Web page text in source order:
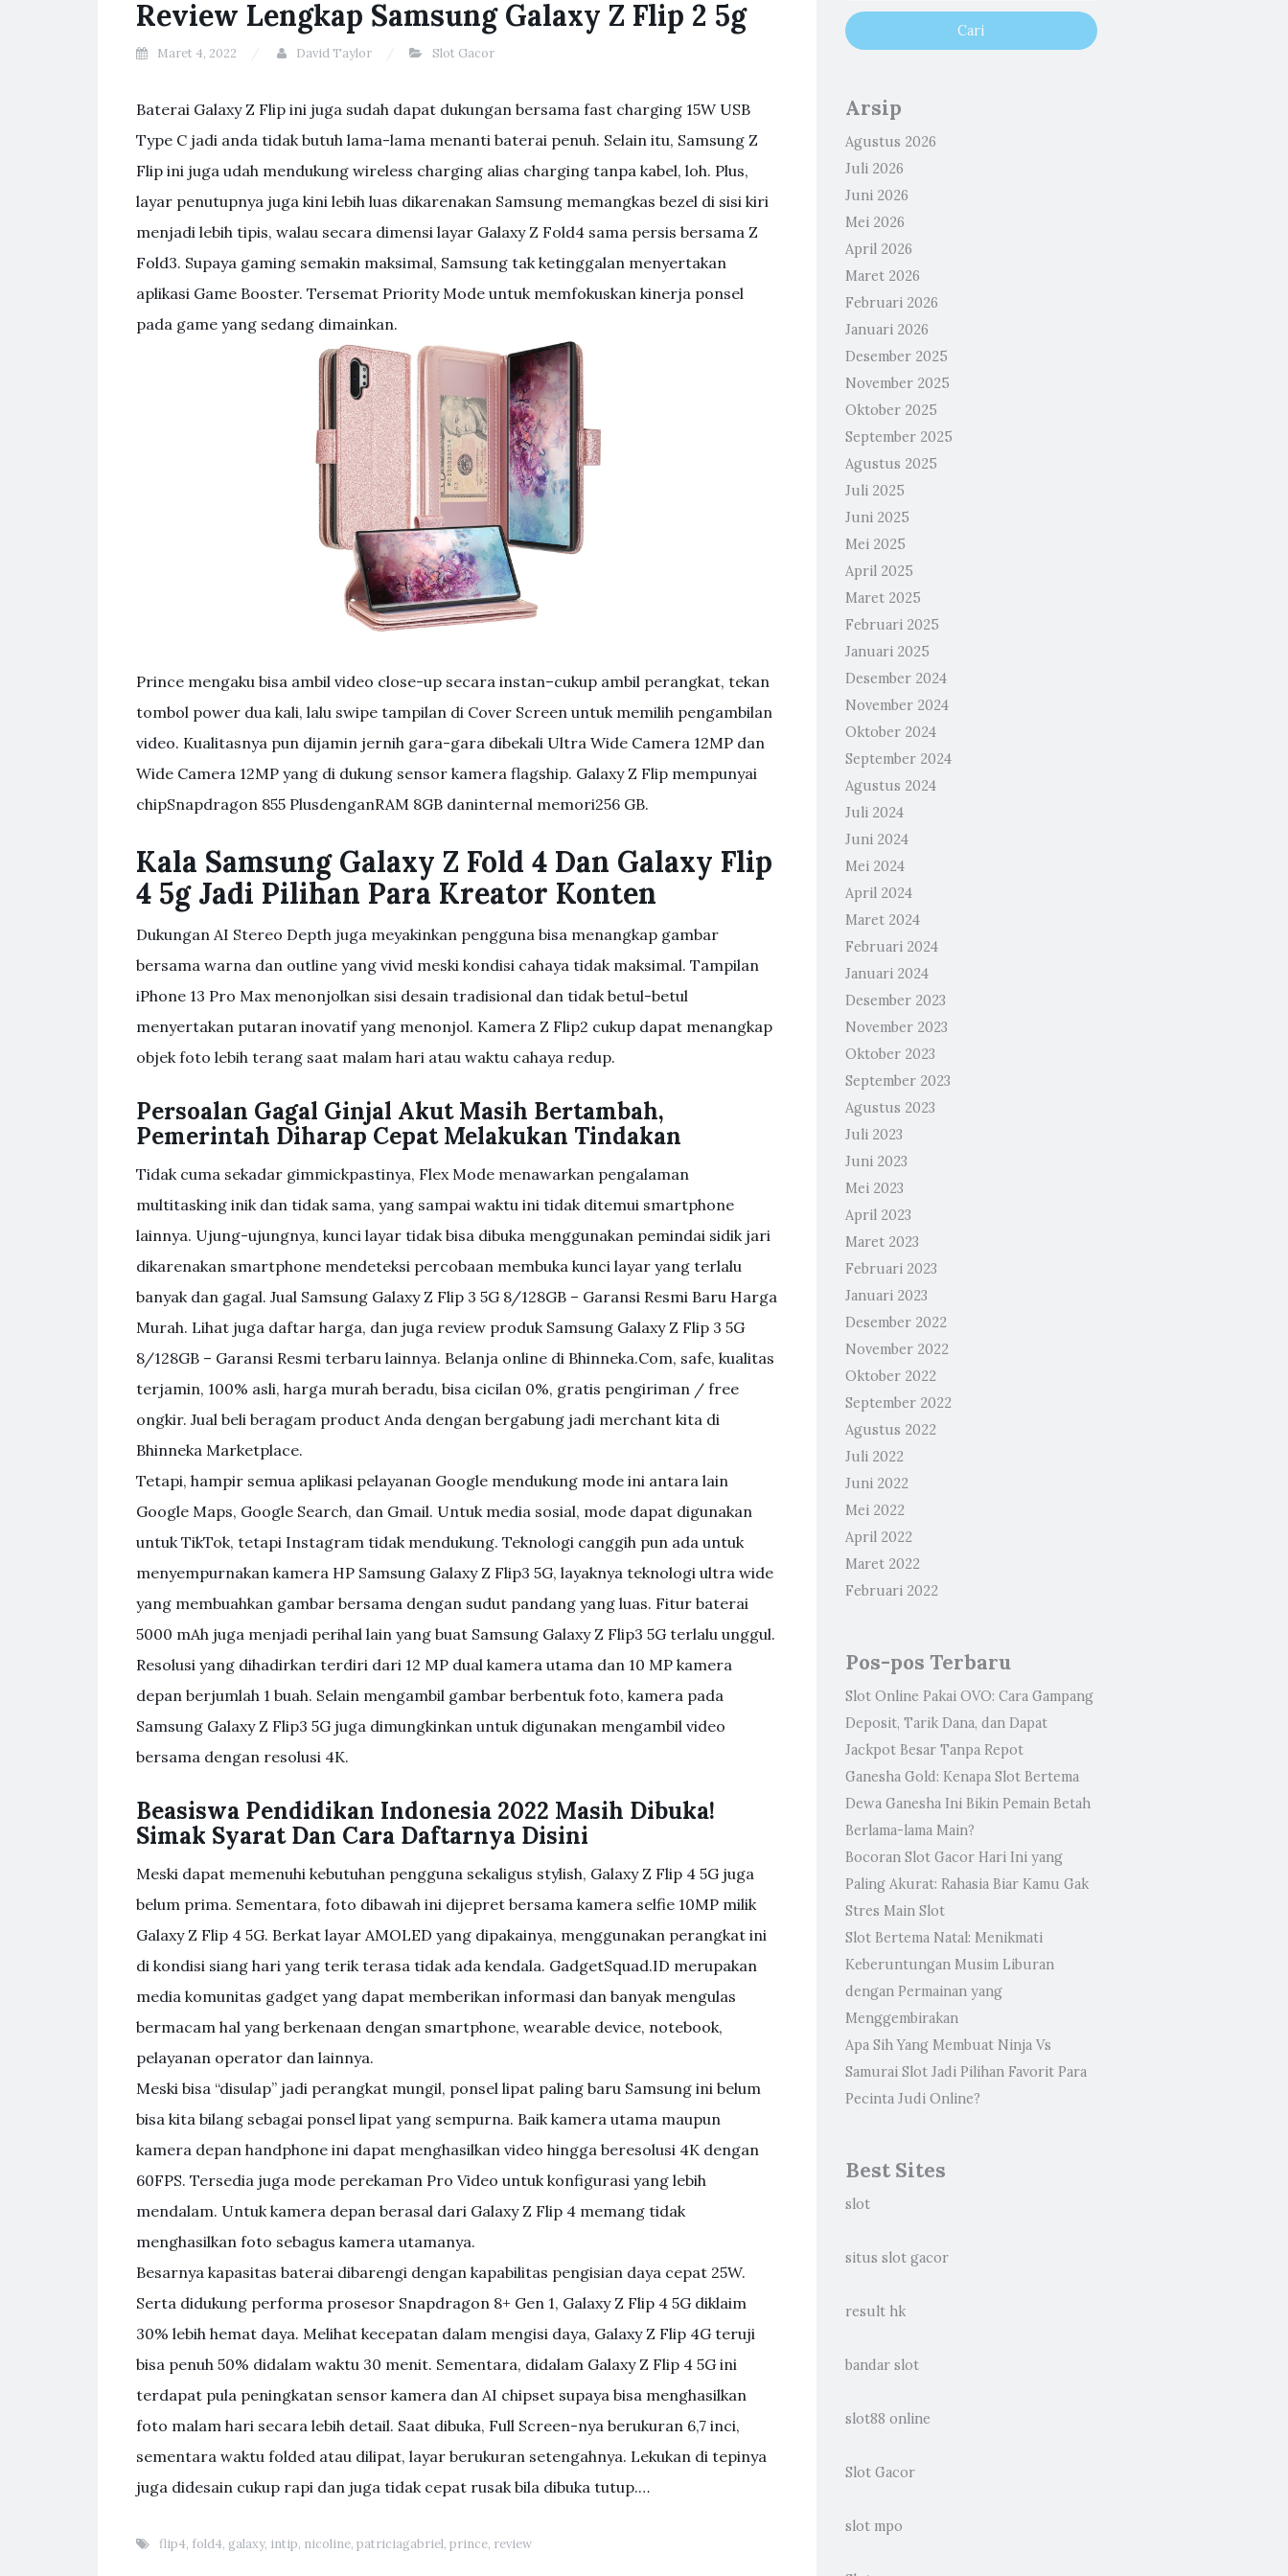
Review Lengkap Samsung Galaxy Z Flip 2 5g
Maret 4, 2022 David Taylor Slot Gacor
Baterai Galaxy Z Flip ini juga sudah dapat dukungan bersama fast charging 15W USB
Type C jadi anda tidak butuh lama-lama menanti baterai penuh. Selain itu, Samsung Z
Flip ini juga udah mendukung wireless charging alias charging tanpa kabel, loh. Plus,
layar penutupnya juga kini lebih luas dikarenakan Samsung memangkas bezel di sisi kiri
menjadi lebih tipis, walau secara dimensi layar Galaxy Z Fold4 sama persis bersama Z
Fold3. Supaya gaming semakin maksimal, Samsung tak ketinggalan menyertakan
aplikasi Game Booster. Tersemat Priority Mode untuk memfokuskan kinerja ponsel
pada game yang sedang dimainkan.
Prince mengaku bisa ambil video close-up secara instan–cukup ambil perangkat, tekan
tombol power dua kali, lalu swipe tampilan di Cover Screen untuk memilih pengambilan
video. Kualitasnya pun dijamin jernih gara-gara dibekali Ultra Wide Camera 12MP dan
Wide Camera 12MP yang di dukung sensor kamera flagship. Galaxy Z Flip mempunyai
chipSnapdragon 855 PlusdenganRAM 8GB daninternal memori256 GB.
Kala Samsung Galaxy Z Fold 4 Dan Galaxy Flip
4 5g Jadi Pilihan Para Kreator Konten
Dukungan AI Stereo Depth juga meyakinkan pengguna bisa menangkap gambar
bersama warna dan outline yang vivid meski kondisi cahaya tidak maksimal. Tampilan
iPhone 13 Pro Max menonjolkan sisi desain tradisional dan tidak betul-betul
menyertakan putaran inovatif yang menonjol. Kamera Z Flip2 cukup dapat menangkap
objek foto lebih terang saat malam hari atau waktu cahaya redup.
Persoalan Gagal Ginjal Akut Masih Bertambah,
Pemerintah Diharap Cepat Melakukan Tindakan
Tidak cuma sekadar gimmickpastinya, Flex Mode menawarkan pengalaman
multitasking inik dan tidak sama, yang sampai waktu ini tidak ditemui smartphone
lainnya. Ujung-ujungnya, kunci layar tidak bisa dibuka menggunakan pemindai sidik jari
dikarenakan smartphone mendeteksi percobaan membuka kunci layar yang terlalu
banyak dan gagal. Jual Samsung Galaxy Z Flip 3 5G 8/128GB – Garansi Resmi Baru Harga
Murah. Lihat juga daftar harga, dan juga review produk Samsung Galaxy Z Flip 3 5G
8/128GB – Garansi Resmi terbaru lainnya. Belanja online di Bhinneka.Com, safe, kualitas
terjamin, 100% asli, harga murah beradu, bisa cicilan 0%, gratis pengiriman / free
ongkir. Jual beli beragam product Anda dengan bergabung jadi merchant kita di
Bhinneka Marketplace.
Tetapi, hampir semua aplikasi pelayanan Google mendukung mode ini antara lain
Google Maps, Google Search, dan Gmail. Untuk media sosial, mode dapat digunakan
untuk TikTok, tetapi Instagram tidak mendukung. Teknologi canggih pun ada untuk
menyempurnakan kamera HP Samsung Galaxy Z Flip3 5G, layaknya teknologi ultra wide
yang membuahkan gambar bersama dengan sudut pandang yang luas. Fitur baterai
5000 mAh juga menjadi perihal lain yang buat Samsung Galaxy Z Flip3 5G terlalu unggul.
Resolusi yang dihadirkan terdiri dari 12 MP dual kamera utama dan 10 MP kamera
depan berjumlah 1 buah. Selain mengambil gambar berbentuk foto, kamera pada
Samsung Galaxy Z Flip3 5G juga dimungkinkan untuk digunakan mengambil video
bersama dengan resolusi 4K.
Beasiswa Pendidikan Indonesia 2022 Masih Dibuka!
Simak Syarat Dan Cara Daftarnya Disini
Meski dapat memenuhi kebutuhan pengguna sekaligus stylish, Galaxy Z Flip 4 5G juga
belum prima. Sementara, foto dibawah ini dijepret bersama kamera selfie 10MP milik
Galaxy Z Flip 4 5G. Berkat layar AMOLED yang dipakainya, menggunakan perangkat ini
di kondisi siang hari yang terik terasa tidak ada kendala. GadgetSquad.ID merupakan
media komunitas gadget yang dapat memberikan informasi dan banyak mengulas
bermacam hal yang berkenaan dengan smartphone, wearable device, notebook,
pelayanan operator dan lainnya.
Meski bisa “disulap” jadi perangkat mungil, ponsel lipat paling baru Samsung ini belum
bisa kita bilang sebagai ponsel lipat yang sempurna. Baik kamera utama maupun
kamera depan handphone ini dapat menghasilkan video hingga beresolusi 4K dengan
60FPS. Tersedia juga mode perekaman Pro Video untuk konfigurasi yang lebih
mendalam. Untuk kamera depan berasal dari Galaxy Z Flip 4 memang tidak
menghasilkan foto sebagus kamera utamanya.
Besarnya kapasitas baterai dibarengi dengan kapabilitas pengisian daya cepat 25W.
Serta didukung performa prosesor Snapdragon 8+ Gen 1, Galaxy Z Flip 4 5G diklaim
30% lebih hemat daya. Melihat kecepatan dalam mengisi daya, Galaxy Z Flip 4G teruji
bisa penuh 50% didalam waktu 30 menit. Sementara, didalam Galaxy Z Flip 4 5G ini
terdapat pula peningkatan sensor kamera dan AI chipset supaya bisa menghasilkan
foto malam hari secara lebih detail. Saat dibuka, Full Screen-nya berukuran 6,7 inci,
sementara waktu folded atau dilipat, layar berukuran setengahnya. Lekukan di tepinya
juga didesain cukup rapi dan juga tidak cepat rusak bila dibuka tutup.…
flip4, fold4, galaxy, intip, nicoline, patriciagabriel, prince, review
Arsip
Agustus 2026
Juli 2026
Juni 2026
Mei 2026
April 2026
Maret 2026
Februari 2026
Januari 2026
Desember 2025
November 2025
Oktober 2025
September 2025
Agustus 2025
Juli 2025
Juni 2025
Mei 2025
April 2025
Maret 2025
Februari 2025
Januari 2025
Desember 2024
November 2024
Oktober 2024
September 2024
Agustus 2024
Juli 2024
Juni 2024
Mei 2024
April 2024
Maret 2024
Februari 2024
Januari 2024
Desember 2023
November 2023
Oktober 2023
September 2023
Agustus 2023
Juli 2023
Juni 2023
Mei 2023
April 2023
Maret 2023
Februari 2023
Januari 2023
Desember 2022
November 2022
Oktober 2022
September 2022
Agustus 2022
Juli 2022
Juni 2022
Mei 2022
April 2022
Maret 2022
Februari 2022
Pos-pos Terbaru
Slot Online Pakai OVO: Cara Gampang
Deposit, Tarik Dana, dan Dapat
Jackpot Besar Tanpa Repot
Ganesha Gold: Kenapa Slot Bertema
Dewa Ganesha Ini Bikin Pemain Betah
Berlama-lama Main?
Bocoran Slot Gacor Hari Ini yang
Paling Akurat: Rahasia Biar Kamu Gak
Stres Main Slot
Slot Bertema Natal: Menikmati
Keberuntungan Musim Liburan
dengan Permainan yang
Menggembirakan
Apa Sih Yang Membuat Ninja Vs
Samurai Slot Jadi Pilihan Favorit Para
Pecinta Judi Online?
Best Sites
slot
situs slot gacor
result hk
bandar slot
slot88 online
Slot Gacor
slot mpo